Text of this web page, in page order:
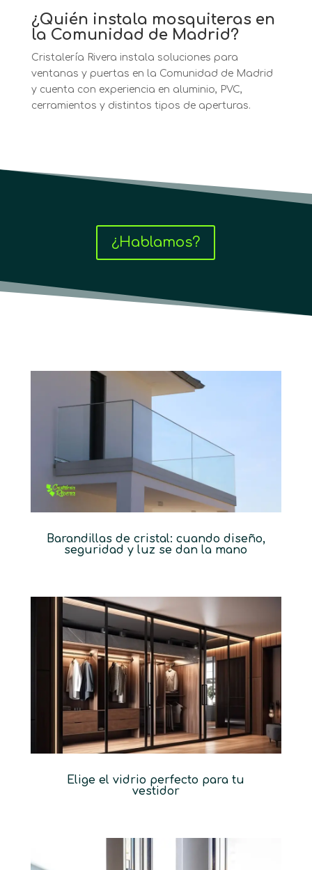
¿Quién instala mosquiteras en
la Comunidad de Madrid?
Cristalería Rivera instala soluciones para
ventanas y puertas en la Comunidad de Madrid
y cuenta con experiencia en aluminio, PVC,
cerramientos y distintos tipos de aperturas.
¿Hablamos?
Barandillas de cristal: cuando diseño,
seguridad y luz se dan la mano
Elige el vidrio perfecto para tu
vestidor